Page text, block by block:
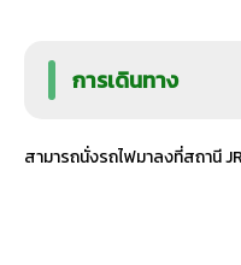
การเดินทาง
สามารถนั่งรถไฟมาลงที่สถานี